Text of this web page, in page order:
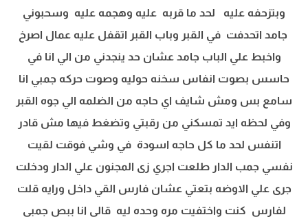
وبتزحفه عليه لحد ما قربه عليه وهجمه عليه وسحبوني
جامد اتحدفت في القبر وباب القبر اتقفل عليه عمال اصرخ
واخبط علي الباب جامد عشان حد ينجدني من الي انا في
حاسس بصوت انفاس سخنه حوليه وصوت حركه جمبي انا
سامع بس ومش شايف اي حاجه من الضلمه الي جوه القبر
وفي لحظه ايد تمسكني من رقبتي وتضغط فيها مش قادر
اتنفس لحد ما كل حاجه اسودة في وشي فوقت لقيت
نفسي جمب الدار طلعت اجري زى المجنون علي الدار ودخلت
جرى علي الاوضه بتعتي عشان فارس القي داخل ورايه قلت
لفارس كنت واختفيت مره وحده ليه قالى انا ببص جمبى